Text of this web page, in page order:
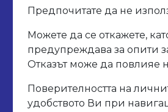
Предпочитате да не
Можете да се откажете,
предупреждава за опити
Отказът може да повлияе
Поверителността на
удобството Ви при